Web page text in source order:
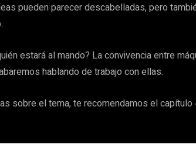
pueden parecer descabelladas, pero
estará al mando? La convivencia entre
hablando de trabajo con ellas.
sobre el tema, te recomendamos el